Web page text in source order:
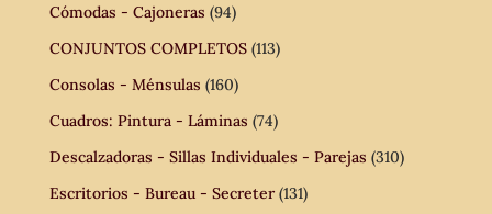
Cómodas - Cajoneras (94)
CONJUNTOS COMPLETOS (113)
Consolas - Ménsulas (160)
Cuadros: Pintura - Láminas (74)
Descalzadoras - Sillas Individuales - Parejas (310)
Escritorios - Bureau - Secreter (131)